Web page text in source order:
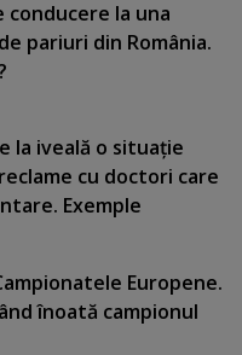
conducere la una
pariuri din România.
la iveală o situaţie
cu doctori care
Exemple
Europene.
înoată campionul